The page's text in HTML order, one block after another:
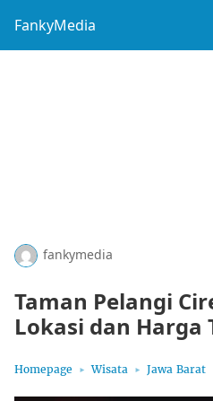
FankyMedia
fankymedia
Taman Pelangi
Lokasi dan Harga
Homepage Wisata Jawa Barat